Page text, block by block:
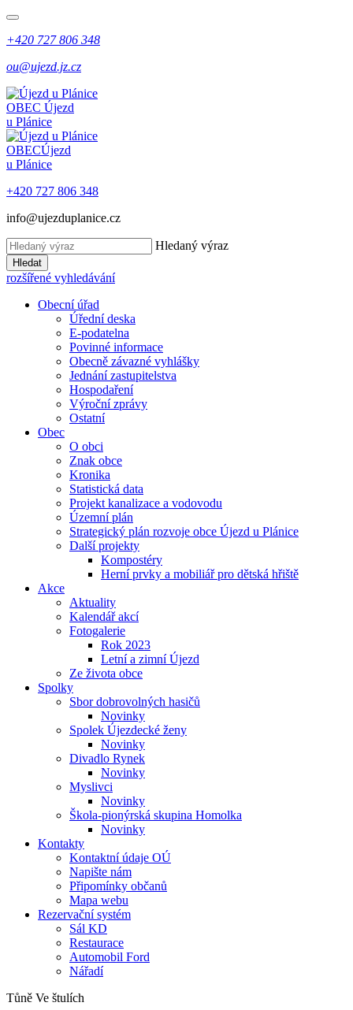
+420 727 806 348
ou@ujezd.jz.cz
OBEC Újezd
u Plánice
OBECÚjezd
u Plánice
+420 727 806 348
info@ujezduplanice.cz
Hledaný výraz
Hledat
rozšířené vyhledávání
Obecní úřad
Úřední deska
E-podatelna
Povinné informace
Obecně závazné vyhlášky
Jednání zastupitelstva
Hospodaření
Výroční zprávy
Ostatní
Obec
O obci
Znak obce
Kronika
Statistická data
Projekt kanalizace a vodovodu
Územní plán
Strategický plán rozvoje obce Újezd u Plánice
Další projekty
Kompostéry
Herní prvky a mobiliář pro dětská hřiště
Akce
Aktuality
Kalendář akcí
Fotogalerie
Rok 2023
Letní a zimní Újezd
Ze života obce
Spolky
Sbor dobrovolných hasičů
Novinky
Spolek Újezdecké ženy
Novinky
Divadlo Rynek
Novinky
Myslivci
Novinky
Škola-pionýrská skupina Homolka
Novinky
Kontakty
Kontaktní údaje OÚ
Napište nám
Připomínky občanů
Mapa webu
Rezervační systém
Sál KD
Restaurace
Automobil Ford
Nářadí
Tůně Ve štulích